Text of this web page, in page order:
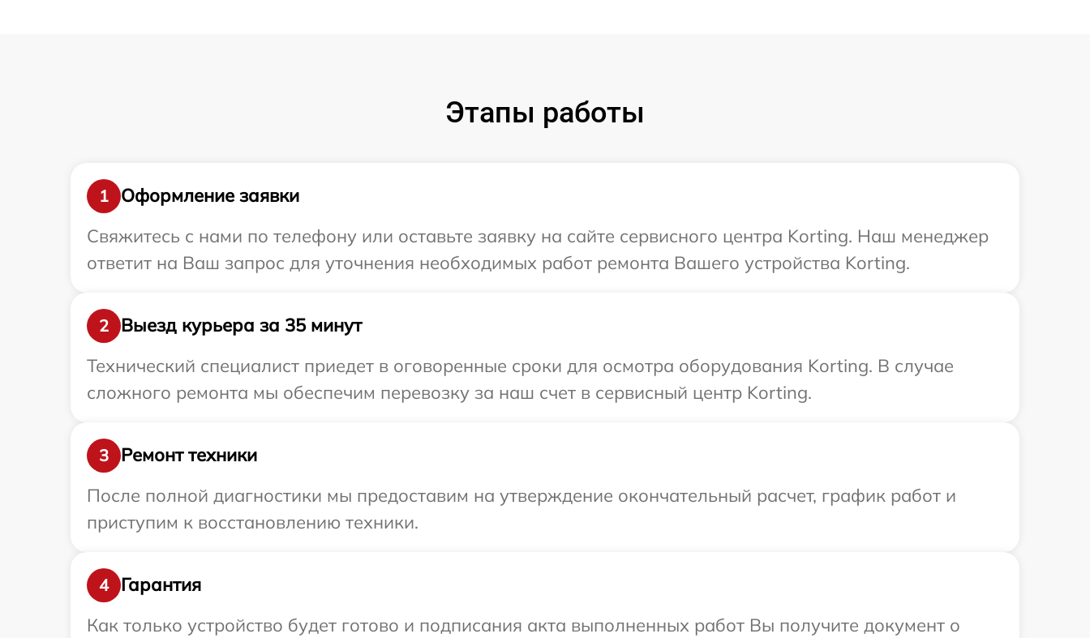
Этапы работы
1
Оформление заявки
Свяжитесь с нами по телефону или оставьте заявку на сайте сервисного центра Korting. Наш менеджер
ответит на Ваш запрос для уточнения необходимых работ ремонта Вашего устройства Korting.
2
Выезд курьера за 35 минут
Технический специалист приедет в оговоренные сроки для осмотра оборудования Korting. В случае
сложного ремонта мы обеспечим перевозку за наш счет в сервисный центр Korting.
3
Ремонт техники
После полной диагностики мы предоставим на утверждение окончательный расчет, график работ и
приступим к восстановлению техники.
4
Гарантия
Как только устройство будет готово и подписания акта выполненных работ Вы получите документ о